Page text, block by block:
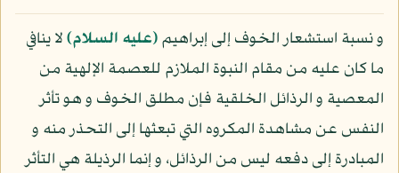
و نسبة استشعار الخوف إلى إبراهيم(عليه السلام)لا ينافي
ما كان عليه من مقام النبوة الملازم للعصمة الإلهية من
المعصية و الرذائل الخلقية فإن مطلق الخوف و هو تأثر
النفس عن مشاهدة المكروه التي تبعثها إلى التحذر منه و
المبادرة إلى دفعه ليس من الرذائل، و إنما الرذيلة هي التأثر